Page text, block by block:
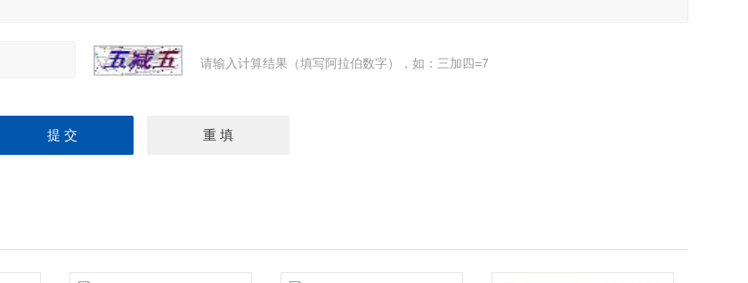
请输入计算结果（填写阿拉伯数字），如：三加四=7